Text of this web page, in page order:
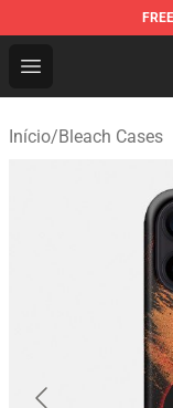
FREE
Open menu
Bleach Store
Início/Bleach Cases